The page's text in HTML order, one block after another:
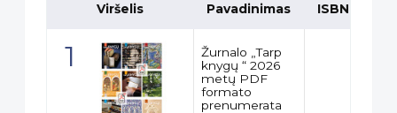
Viršelis Pavadinimas ISBN
Žurnalo „Tarp
knygų “ 2026
metų PDF
formato
prenumerata